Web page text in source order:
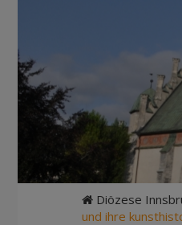
Diözese
und ihre